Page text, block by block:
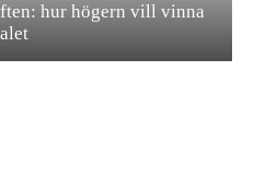
hur högern vill vinna